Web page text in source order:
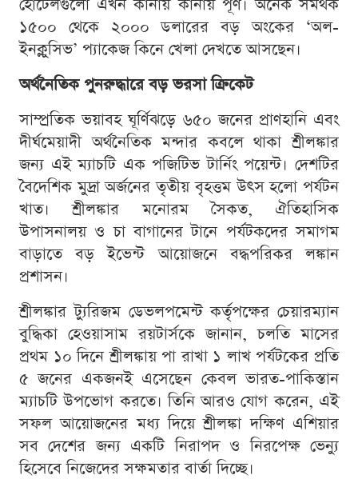
হোটেলগুলো এখন কানায় কানায় পূর্ণ। অনেক সমর্থক
১৫০০ থেকে ২০০০ ডলারের বড় অংকের ‘অল-
ইনক্লুসিভ’ প্যাকেজ কিনে খেলা দেখতে আসছেন।
অর্থনৈতিক পুনরুদ্ধারে বড় ভরসা ক্রিকেট
সাম্প্রতিক ভয়াবহ ঘূর্ণিঝড়ে ৬৫০ জনের প্রাণহানি এবং
দীর্ঘমেয়াদী অর্থনৈতিক মন্দার কবলে থাকা শ্রীলঙ্কার
জন্য এই ম্যাচটি এক পজিটিভ টার্নিং পয়েন্ট। দেশটির
বৈদেশিক মুদ্রা অর্জনের তৃতীয় বৃহত্তম উৎস হলো পর্যটন
খাত। শ্রীলঙ্কার মনোরম সৈকত, ঐতিহাসিক
উপাসনালয় ও চা বাগানের টানে পর্যটকদের সমাগম
বাড়াতে বড় ইভেন্ট আয়োজনে বদ্ধপরিকর লঙ্কান
প্রশাসন।
শ্রীলঙ্কার ট্যুরিজম ডেভলপমেন্ট কর্তৃপক্ষের চেয়ারম্যান
বুদ্ধিকা হেওয়াসাম রয়টার্সকে জানান, চলতি মাসের
প্রথম ১০ দিনে শ্রীলঙ্কায় পা রাখা ১ লাখ পর্যটকের প্রতি
৫ জনের একজনই এসেছেন কেবল ভারত-পাকিস্তান
ম্যাচটি উপভোগ করতে। তিনি আরও যোগ করেন, এই
সফল আয়োজনের মধ্য দিয়ে শ্রীলঙ্কা দক্ষিণ এশিয়ার
সব দেশের জন্য একটি নিরাপদ ও নিরপেক্ষ ভেন্যু
হিসেবে নিজেদের সক্ষমতার বার্তা দিচ্ছে।